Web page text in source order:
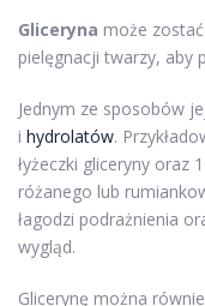
Gliceryna może
pielęgnacji twarzy, aby
Jednym ze sposobów
i hydrolatów.
łyżeczki gliceryny oraz
różanego lub
łagodzi podrażnienia
wygląd.
Glicerynę można